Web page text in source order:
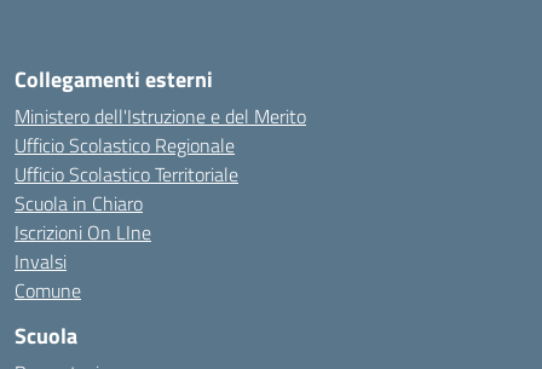
Collegamenti esterni
Ministero dell'Istruzione e del Merito
Ufficio Scolastico Regionale
Ufficio Scolastico Territoriale
Scuola in Chiaro
Iscrizioni On LIne
Invalsi
Comune
Scuola